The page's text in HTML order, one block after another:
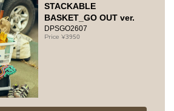
STACKABLE
BASKET_GO OUT ver.
DPSGO2607
3950